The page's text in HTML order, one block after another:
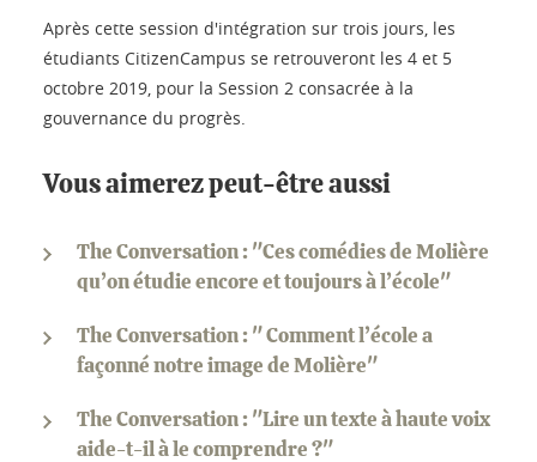
Après cette session d'intégration sur trois jours, les
étudiants CitizenCampus se retrouveront les 4 et 5
octobre 2019, pour la Session 2 consacrée à la
gouvernance du progrès.
Vous aimerez peut-être aussi
The Conversation : "Ces comédies de Molière
qu’on étudie encore et toujours à l’école"
The Conversation : " Comment l’école a
façonné notre image de Molière"
The Conversation : "Lire un texte à haute voix
aide-t-il à le comprendre ?"